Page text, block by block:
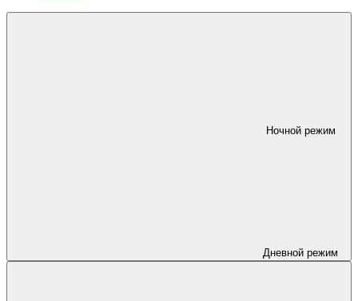
Ночной режим
Дневной режим